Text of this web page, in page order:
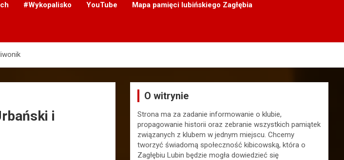
#Wykopalisko YouTube Mapa pamięci lubińskiego Zagłębia
i
O witrynie
Strona ma za zadanie informowanie o klubie,
propagowanie historii oraz zebranie wszystkich pamiątek
związanych z klubem w jednym miejscu. Chcemy
tworzyć świadomą społeczność kibicowską, która o
Zagłębiu Lubin będzie mogła dowiedzieć się